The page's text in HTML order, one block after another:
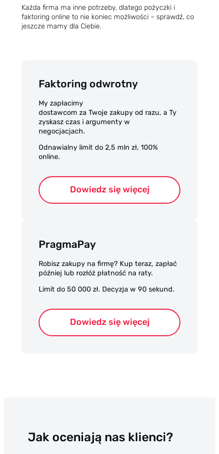
Każda firma ma inne potrzeby, dlatego pożyczki i
faktoring online to nie koniec możliwości – sprawdź, co
jeszcze mamy dla Ciebie.
Faktoring odwrotny
My zapłacimy
dostawcom za Twoje zakupy od razu, a Ty
zyskasz czas i argumenty w
negocjacjach.
Odnawialny limit do 2,5 mln zł, 100%
online.
Dowiedz się więcej
PragmaPay
Robisz zakupy na firmę? Kup teraz, zapłać
później lub rozłóż płatność na raty.
Limit do 50 000 zł. Decyzja w 90 sekund.
Dowiedz się więcej
Jak oceniają nas klienci?